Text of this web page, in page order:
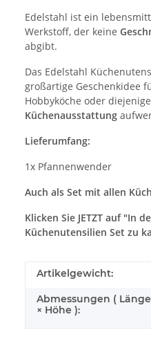
Edelstahl ist ein
Werkstoff, der keine
abgibt.
Das Edelstahl
großartige Geschenkidee
Hobbyköche oder
Küchenausstattung
Lieferumfang:
1x Pfannenwender
Auch als Set mit allen
Klicken Sie JETZT auf "In
Küchenutensilien Set zu
Artikelgewicht:
Abmessungen (
× Höhe ):